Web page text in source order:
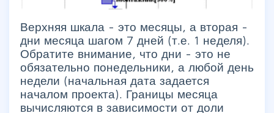
Верхняя шкала - это месяцы, а вторая -
дни месяца шагом 7 дней (т.е. 1 неделя).
Обратите внимание, что дни - это не
обязательно понедельники, а любой день
недели (начальная дата задается
началом проекта). Границы месяца
вычисляются в зависимости от доли